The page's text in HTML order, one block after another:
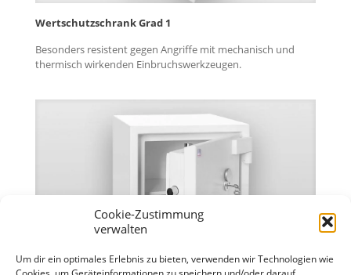
Cookie-Zustimmung
verwalten
Um dir ein optimales Erlebnis zu bieten, verwenden wir Technologien wie
Wertschutzschrank Grad 1
Besonders resistent gegen Angriffe mit mechanisch und
thermisch wirkenden Einbruchswerkzeugen.